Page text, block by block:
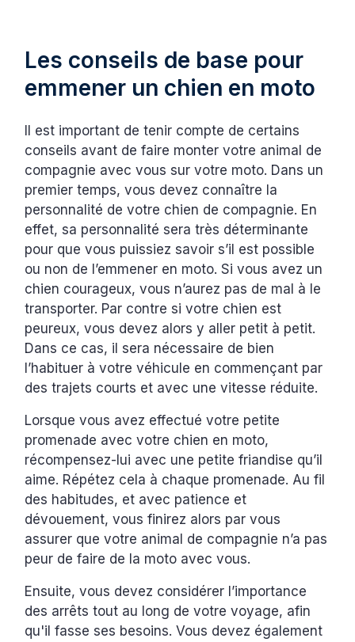
Les conseils de base pour
emmener un chien en moto
Il est important de tenir compte de certains
conseils avant de faire monter votre animal de
compagnie avec vous sur votre moto. Dans un
premier temps, vous devez connaître la
personnalité de votre chien de compagnie. En
effet, sa personnalité sera très déterminante
pour que vous puissiez savoir s’il est possible
ou non de l’emmener en moto. Si vous avez un
chien courageux, vous n’aurez pas de mal à le
transporter. Par contre si votre chien est
peureux, vous devez alors y aller petit à petit.
Dans ce cas, il sera nécessaire de bien
l’habituer à votre véhicule en commençant par
des trajets courts et avec une vitesse réduite.
Lorsque vous avez effectué votre petite
promenade avec votre chien en moto,
récompensez-lui avec une petite friandise qu’il
aime. Répétez cela à chaque promenade. Au fil
des habitudes, et avec patience et
dévouement, vous finirez alors par vous
assurer que votre animal de compagnie n’a pas
peur de faire de la moto avec vous.
Ensuite, vous devez considérer l’importance
des arrêts tout au long de votre voyage, afin
qu'il fasse ses besoins. Vous devez également